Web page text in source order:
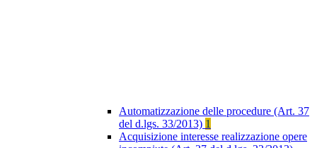
Automatizzazione delle procedure (Art. 37
del d.lgs. 33/2013) 1
Acquisizione interesse realizzazione opere